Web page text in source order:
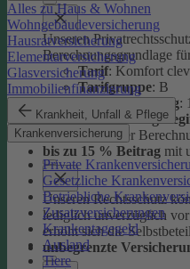
Alles zu Haus & Wohnen
Wohngebäudeversicherung
Hausratversicherung
Elementarversicherung
Glasversicherung
Immobilienfinanzierung
Krankheit, Unfall & Pflege
Krankenversicherung
Private
Gesetzliche
Betriebliche
Zusatzversicherungen
Krankentagegeld
Ausland
Tiere
Unseren
Berechnungsgrundlage
Tarif: Komfort
Tarifgruppe: B
Selbstbeteiligung:
Auf Basis dieser
bis zu 15 % Beitrag mit
Unseren Rechtsschutz
lediglich unverzüglich
erhöht sich die
unbegrenzte